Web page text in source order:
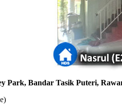
Park, Bandar Tasik Puteri,